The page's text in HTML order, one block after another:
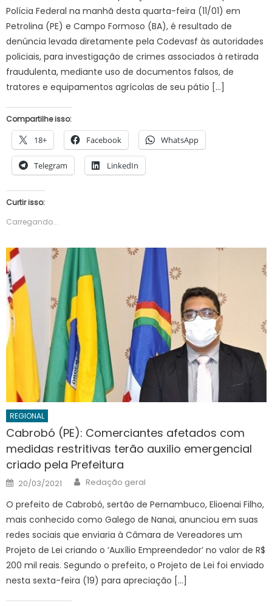
Polícia Federal na manhã desta quarta-feira (11/01) em
Petrolina (PE) e Campo Formoso (BA), é resultado de
denúncia levada diretamente pela Codevasf às autoridades
policiais, para investigação de crimes associados à retirada
fraudulenta, mediante uso de documentos falsos, de
tratores e equipamentos agrícolas de seu pátio […]
Compartilhe isso:
18+ Facebook WhatsApp
Telegram LinkedIn
Curtir isso:
Carregando...
REGIONAL
Cabrobó (PE): Comerciantes afetados com
medidas restritivas terão auxilio emergencial
criado pela Prefeitura
Posted
on
20/03/2021 Author
Redação geral
O prefeito de Cabrobó, sertão de Pernambuco, Elioenai Filho,
mais conhecido como Galego de Nanai, anunciou em suas
redes sociais que enviaria à Câmara de Vereadores um
Projeto de Lei criando o ‘Auxílio Empreendedor’ no valor de R$
200 mil reais. Segundo o prefeito, o Projeto de Lei foi enviado
nesta sexta-feira (19) para apreciação […]